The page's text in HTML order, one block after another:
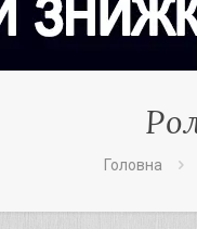
Головна